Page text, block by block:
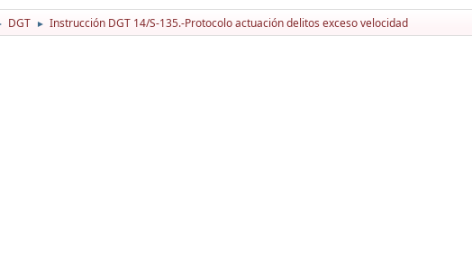
DGT ► Instrucción DGT 14/S-135.-Protocolo actuación delitos exceso velocidad